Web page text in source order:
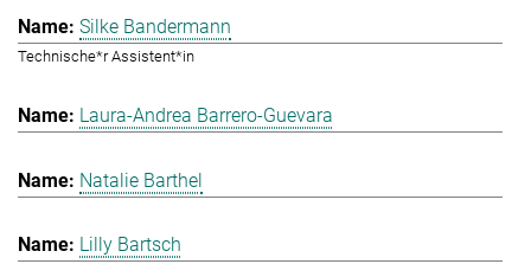
Silke Bandermann
Technische*r Assistent*in
Laura-Andrea Barrero-Guevara
Natalie Barthel
Lilly Bartsch